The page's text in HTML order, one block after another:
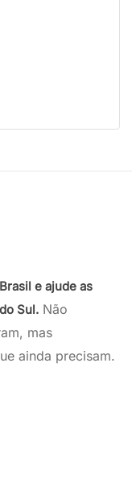
e ajude as
Sul. Não
mas
ainda precisam.